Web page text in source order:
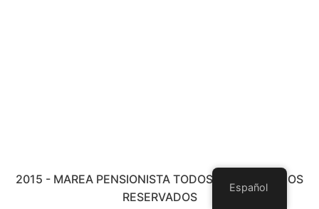
2015 - MAREA PENSIONISTA TODOS LOS DERECHOS
RESERVADOS
Español